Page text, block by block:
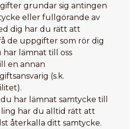
grundar sig antingen
eller fullgörande av
dig har du rätt att
de uppgifter som rör dig
har lämnat till oss
en annan
(s.k.
har lämnat samtycke till
har du alltid rätt att
återkalla ditt samtycke.